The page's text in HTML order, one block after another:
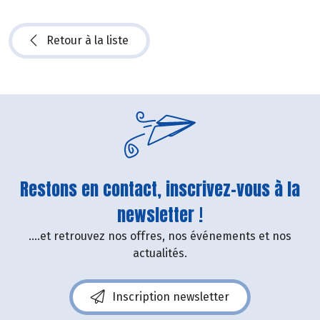
Retour à la liste
Restons en contact, inscrivez-vous à la
newsletter !
....et retrouvez nos offres, nos événements et nos
actualités.
Inscription newsletter